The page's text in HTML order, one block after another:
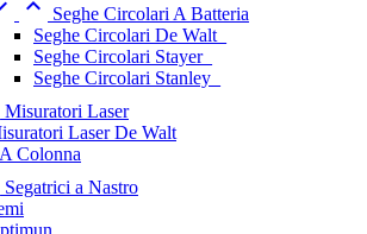
Seghe Circolari A Batteria
Seghe Circolari De Walt_
Seghe Circolari Stayer_
Seghe Circolari Stanley_
Misuratori Laser
Laser De Walt
Colonna
Segatrici a Nastro